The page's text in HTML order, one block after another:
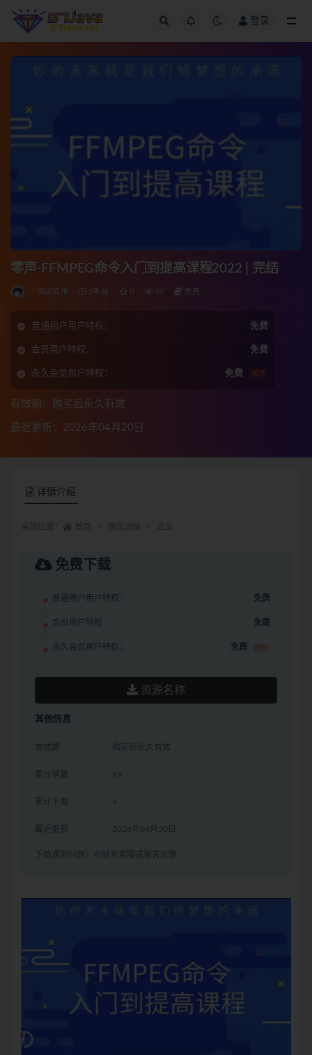
登录
零声-FFMPEG命令入门到提高课程2022 | 完结
测试运维 2年前 0 10 免费
普通用户用户特权： 免费
会员用户特权： 免费
永久会员用户特权： 免费 推荐
有效期：购买后永久有效
最近更新：2026年04月20日
详情介绍
免费下载
普通用户用户特权： 免费
会员用户特权： 免费
永久会员用户特权： 免费 推荐
资源名称
其他信息
有效期 购买后永久有效
累计销量 18
累计下载 4
最近更新 2026年04月20日
下载遇到问题？可联系客服或留言反馈